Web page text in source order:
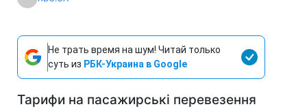
Не трать время на шум! Читай только
суть из РБК-Украина в Google
Тарифи на пасажирські перевезення